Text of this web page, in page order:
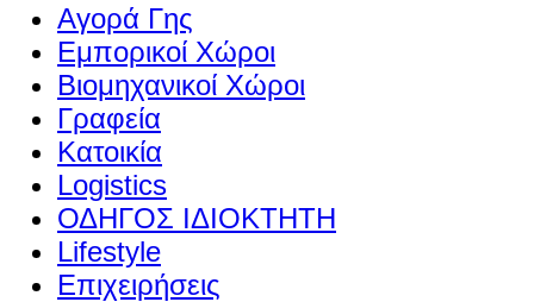
Αγορά Γης
Εμπορικοί Χώροι
Βιομηχανικοί Χώροι
Γραφεία
Κατοικία
Logistics
ΟΔΗΓΟΣ ΙΔΙΟΚΤΗΤΗ
Lifestyle
Επιχειρήσεις